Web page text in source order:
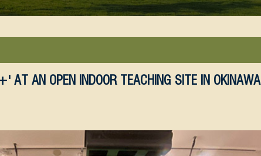
AT AN OPEN INDOOR TEACHING SITE IN OKINAWA